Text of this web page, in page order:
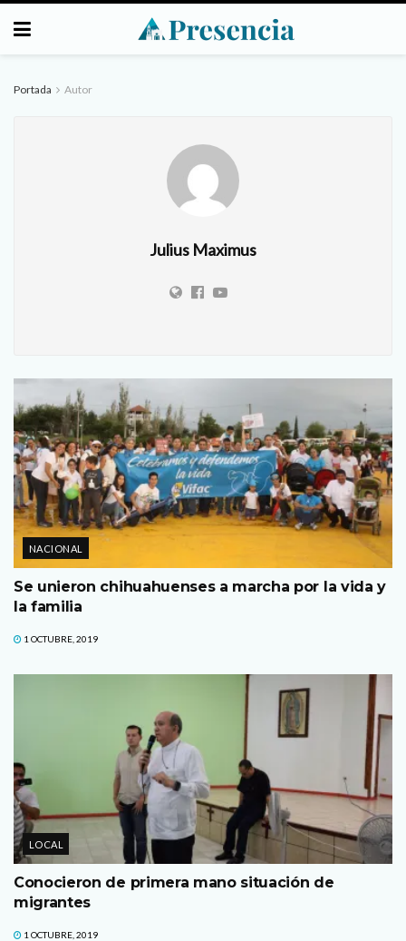
Portada Autor
Julius Maximus
NACIONAL
Se unieron chihuahuenses a marcha por la vida y
la familia
1 OCTUBRE, 2019
LOCAL
Conocieron de primera mano situación de
migrantes
1 OCTUBRE, 2019